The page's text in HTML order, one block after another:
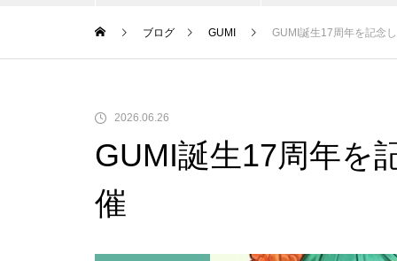
ブログ GUMI GUMI誕生17周年を記念
2026.06.26
GUMI誕生17周年を
催